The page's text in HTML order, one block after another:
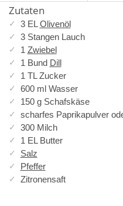
Zutaten
3 EL Olivenöl
3 Stangen Lauch
1 Zwiebel
1 Bund Dill
1 TL Zucker
600 ml Wasser
150 g Schafskäse
scharfes Paprikapulver
300 Milch
1 EL Butter
Salz
Pfeffer
Zitronensaft